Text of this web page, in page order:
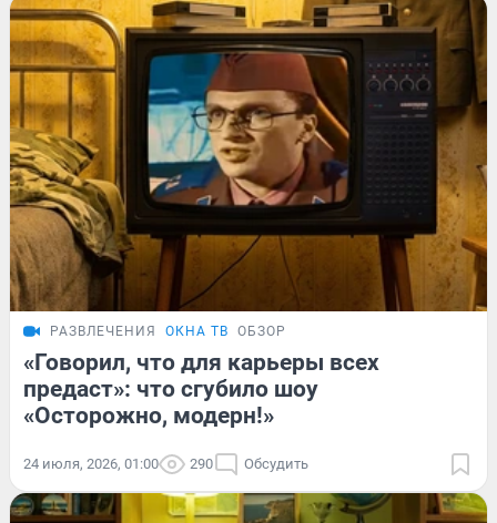
РАЗВЛЕЧЕНИЯ ОКНА ТВ ОБЗОР
«Говорил, что для карьеры всех
предаст»: что сгубило шоу
«Осторожно, модерн!»
24 июля, 2026, 01:00 290 Обсудить